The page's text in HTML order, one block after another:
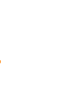
zijn er volop
zijn op